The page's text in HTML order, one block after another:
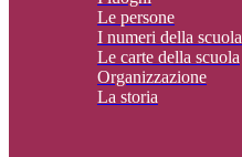
Le persone
I numeri della scuola
Le carte della scuola
Organizzazione
La storia